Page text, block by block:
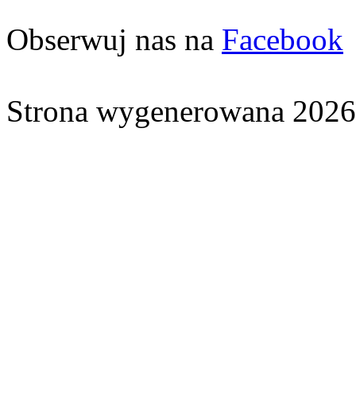
Obserwuj nas na Facebook
Strona wygenerowana